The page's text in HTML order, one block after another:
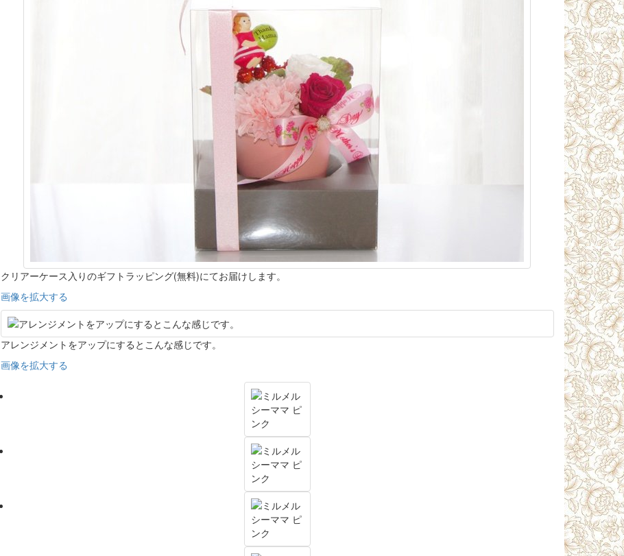
クリアーケース入りのギフトラッピング(無料)にてお届けします。
画像を拡大する
アレンジメントをアップにするとこんな感じです。
画像を拡大する